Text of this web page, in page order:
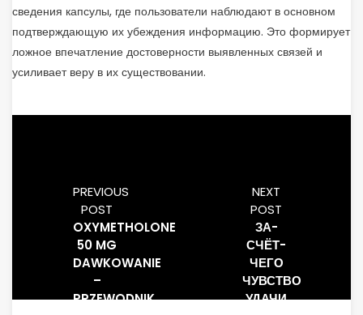
сведения капсулы, где пользователи наблюдают в основном
подтверждающую их убеждения информацию. Это формирует
ложное впечатление достоверности выявленных связей и
усиливает веру в их существовании.
PREVIOUS
POST
OXYMETHOLONE
50 MG
DAWKOWANIE
–
PRZEWODNIK
NEXT
POST
ЗА-
СЧЁТ-
ЧЕГО
ЧУВСТВО
УДАЧИ